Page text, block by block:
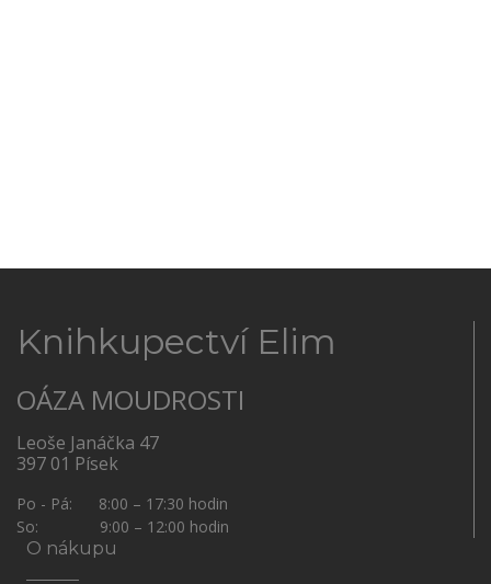
Knihkupectví Elim
OÁZA MOUDROSTI
Leoše Janáčka 47
397 01 Písek
Po - Pá: 8:00 – 17:30 hodin
So: 9:00 – 12:00 hodin
O nákupu